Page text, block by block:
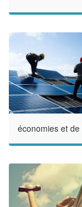
économies et